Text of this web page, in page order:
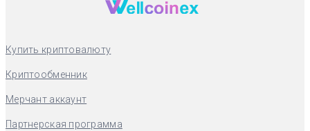
Купить криптовалюту
Криптообменник
Мерчант аккаунт
Партнерская программа